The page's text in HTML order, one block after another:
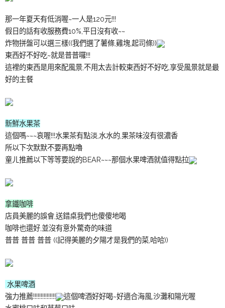
那一年夏天有低消喔~一人是120元!!!
假日的話有收服務費10%,平日沒有收~~
炸物拼盤可以選三樣((我們選了薯條,雞塊,起司條))
東西好不好吃~就是普普囉!!!
這裡的東西是用來配風景,不用太去計較東西好不好吃,享受風景就是最
好的主餐
新鮮水果茶
這個嗎~~~哀喔!!!水果茶有點淡,水水的,果茶味沒有很濃香
所以下次默默不要再點嚕
童ㄦ推薦以下等等要說的BEAR~~~那個水果啤酒就值得點拉
拿鐵咖啡
店員美麗的誤會,送錯桌我們也傻傻地喝
咖啡也還好,並沒有意外驚奇的味道
普普 普普 普普 ((記得美麗的夕陽才是我們的菜,哈哈))
水果啤酒
強力推薦!!!!!!!!!!!!!!!
這個啤酒好好喝~好適合海風,沙灘和陽光喔